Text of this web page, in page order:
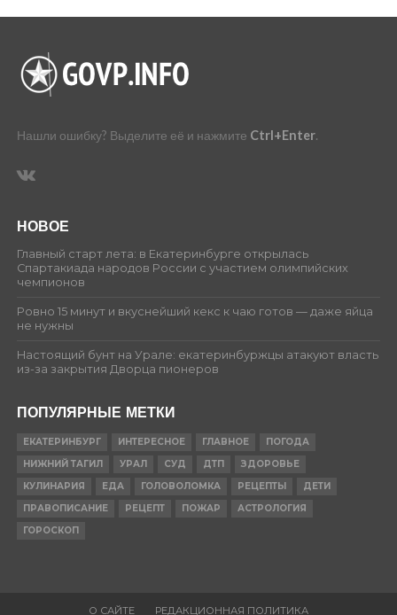
Нашли ошибку? Выделите её и нажмите Ctrl+Enter.
НОВОЕ
Главный старт лета: в Екатеринбурге открылась
Спартакиада народов России с участием олимпийских
чемпионов
Ровно 15 минут и вкуснейший кекс к чаю готов — даже яйца
не нужны
Настоящий бунт на Урале: екатеринбуржцы атакуют власть
из-за закрытия Дворца пионеров
ПОПУЛЯРНЫЕ МЕТКИ
ЕКАТЕРИНБУРГ ИНТЕРЕСНОЕ ГЛАВНОЕ
ПОГОДА
НИЖНИЙ ТАГИЛ
УРАЛ СУД ДТП
ЗДОРОВЬЕ
КУЛИНАРИЯ
ЕДА ГОЛОВОЛОМКА РЕЦЕПТЫ
ДЕТИ
ПРАВОПИСАНИЕ
РЕЦЕПТ ПОЖАР
АСТРОЛОГИЯ
ГОРОСКОП
О САЙТЕ РЕДАКЦИОННАЯ ПОЛИТИКА